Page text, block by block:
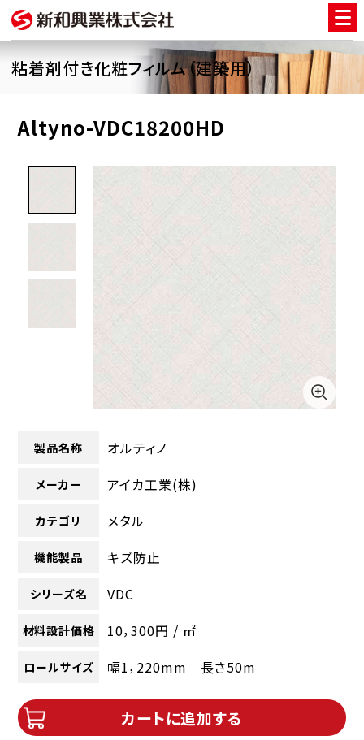
粘着剤付き化粧フィルム（建築用）
Altyno-VDC18200HD
製品名称 オルティノ
メーカー アイカ工業(株)
カテゴリ メタル
機能製品 キズ防止
シリーズ名 VDC
材料設計価格 10，300円 / ㎡
ロールサイズ 幅1，220mm 長さ50m
カートに追加する